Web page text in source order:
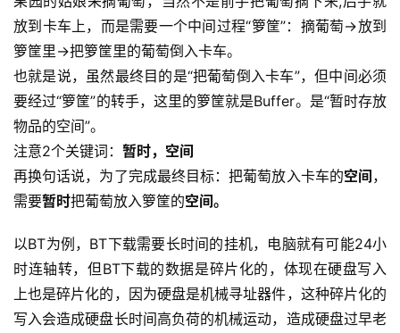
公
告
问
答
社
区
放到卡车上，而是需要一个中间过程“箩筐”：摘葡萄→放到
箩筐里→把箩筐里的葡萄倒入卡车。
也就是说，虽然最终目的是“把葡萄倒入卡车”，但中间必须
要经过“箩筐”的转手，这里的箩筐就是Buffer。是“暂时存放
物品的空间”。
注意2个关键词： 暂时，空间
再换句话说，为了完成最终目标：把葡萄放入卡车的空间，
需要暂时把葡萄放入箩筐的空间。
以BT为例，BT下载需要长时间的挂机，电脑就有可能24小
时连轴转，但BT下载的数据是碎片化的，体现在硬盘写入
上也是碎片化的，因为硬盘是机械寻址器件，这种碎片化的
写入会造成硬盘长时间高负荷的机械运动，造成硬盘过早老